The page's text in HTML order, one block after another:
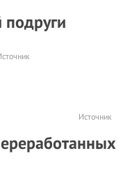
подруги
Источник